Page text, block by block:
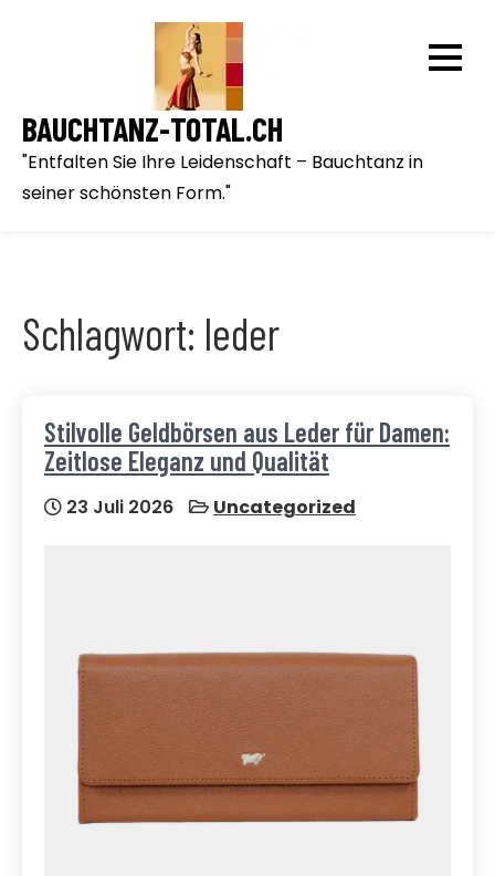
BAUCHTANZ-TOTAL.CH
"Entfalten Sie Ihre Leidenschaft – Bauchtanz in
seiner schönsten Form."
Schlagwort: leder
Stilvolle Geldbörsen aus Leder für Damen:
Zeitlose Eleganz und Qualität
23 Juli 2026 Uncategorized